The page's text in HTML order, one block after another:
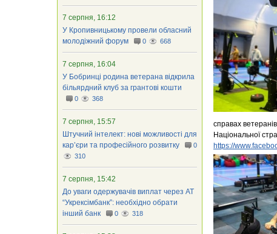
справах
Національної
https://
7 серпня, 16:12
У Кропивницькому провели обласний
молодіжний форум
0 668
7 серпня, 16:04
У Бобринці родина ветерана відкрила
більярдний клуб за грантові кошти
0 368
7 серпня, 15:57
Штучний інтелект: нові можливості для
кар’єри та професійного розвитку
0
310
7 серпня, 15:42
До уваги одержувачів виплат через АТ
“Укрексімбанк”: необхідно обрати
інший банк
0 318